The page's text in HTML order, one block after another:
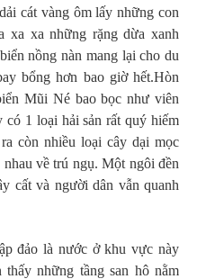
cát vàng ôm lấy những con
xa xa những rặng dừa xanh
nồng nàn mang lại cho du
bổng hơn bao giờ hết.Hòn
Mũi Né bao bọc như viên
1 loại hải sản rất quý hiếm
còn nhiều loại cây dại mọc
về trú ngụ. Một ngôi đền
cất và người dân vẫn quanh
đảo là nước ở khu vực này
những tầng san hô nằm